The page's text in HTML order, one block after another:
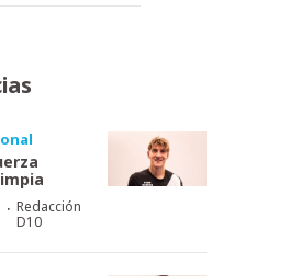
· Redacción
D10